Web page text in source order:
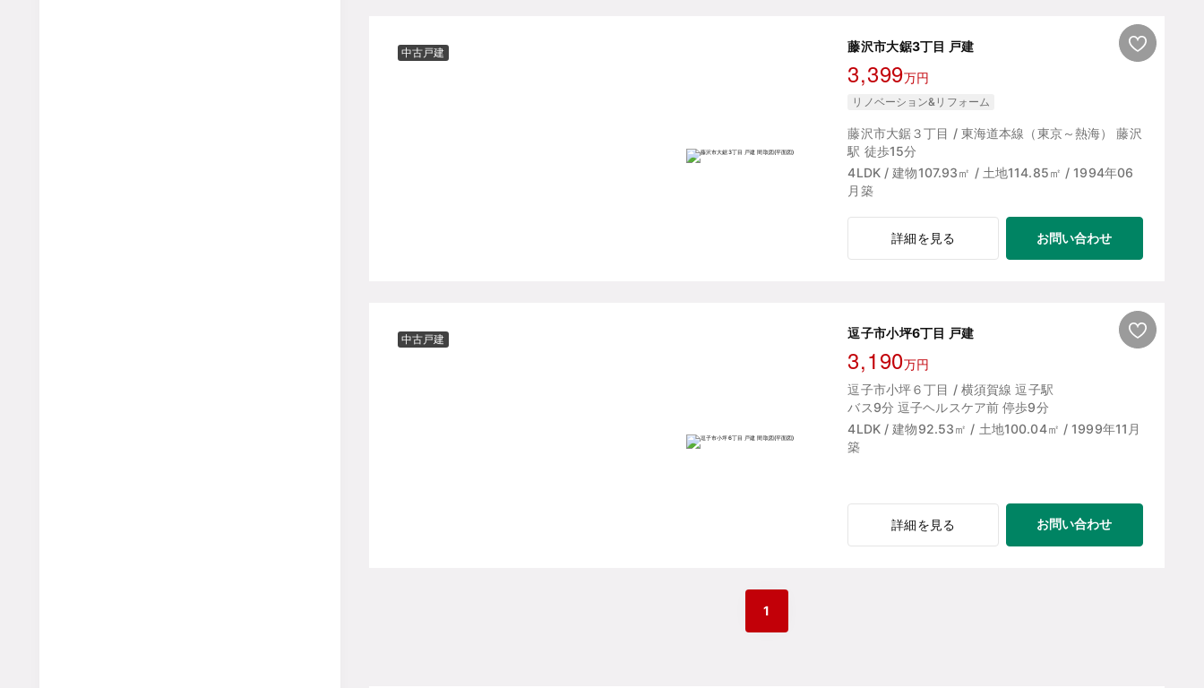
中古戸建 藤沢市大鋸3丁目 戸建
3,399万円
リノベーション&リフォーム
藤沢市大鋸３丁目 / 東海道本線（東京～熱海） 藤沢
駅 徒歩15分
4LDK / 建物107.93㎡ / 土地114.85㎡ / 1994年06
月築
詳細を見る お問い合わせ
中古戸建 逗子市小坪6丁目 戸建
3,190万円
逗子市小坪６丁目 / 横須賀線 逗子駅
バス9分 逗子ヘルスケア前 停歩9分
4LDK / 建物92.53㎡ / 土地100.04㎡ / 1999年11月
築
詳細を見る お問い合わせ
1